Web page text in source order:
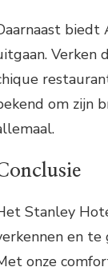
biedt
Verken
om zijn
Stanley
en
onze